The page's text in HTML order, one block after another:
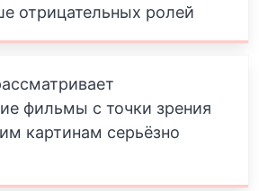
отрицательных ролей
фильмы с точки зрения
картинам серьёзно